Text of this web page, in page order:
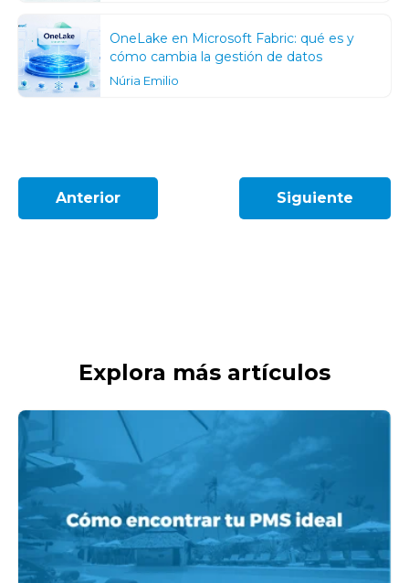
OneLake en Microsoft Fabric: qué es y
cómo cambia la gestión de datos
Núria Emilio
Anterior Siguiente
Explora más artículos